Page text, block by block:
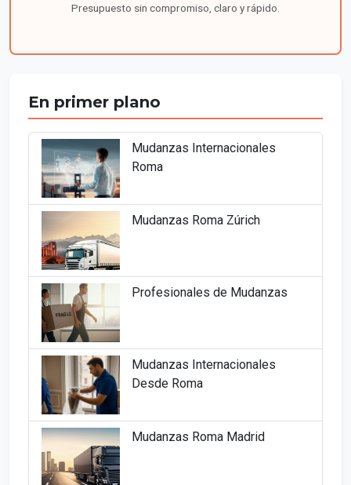
Presupuesto sin compromiso, claro y rápido.
En primer plano
Mudanzas Internacionales
Roma
Mudanzas Roma Zúrich
Profesionales de Mudanzas
Mudanzas Internacionales
Desde Roma
Mudanzas Roma Madrid